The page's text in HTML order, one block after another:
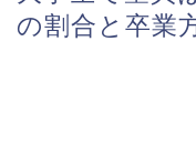
の割合と卒業